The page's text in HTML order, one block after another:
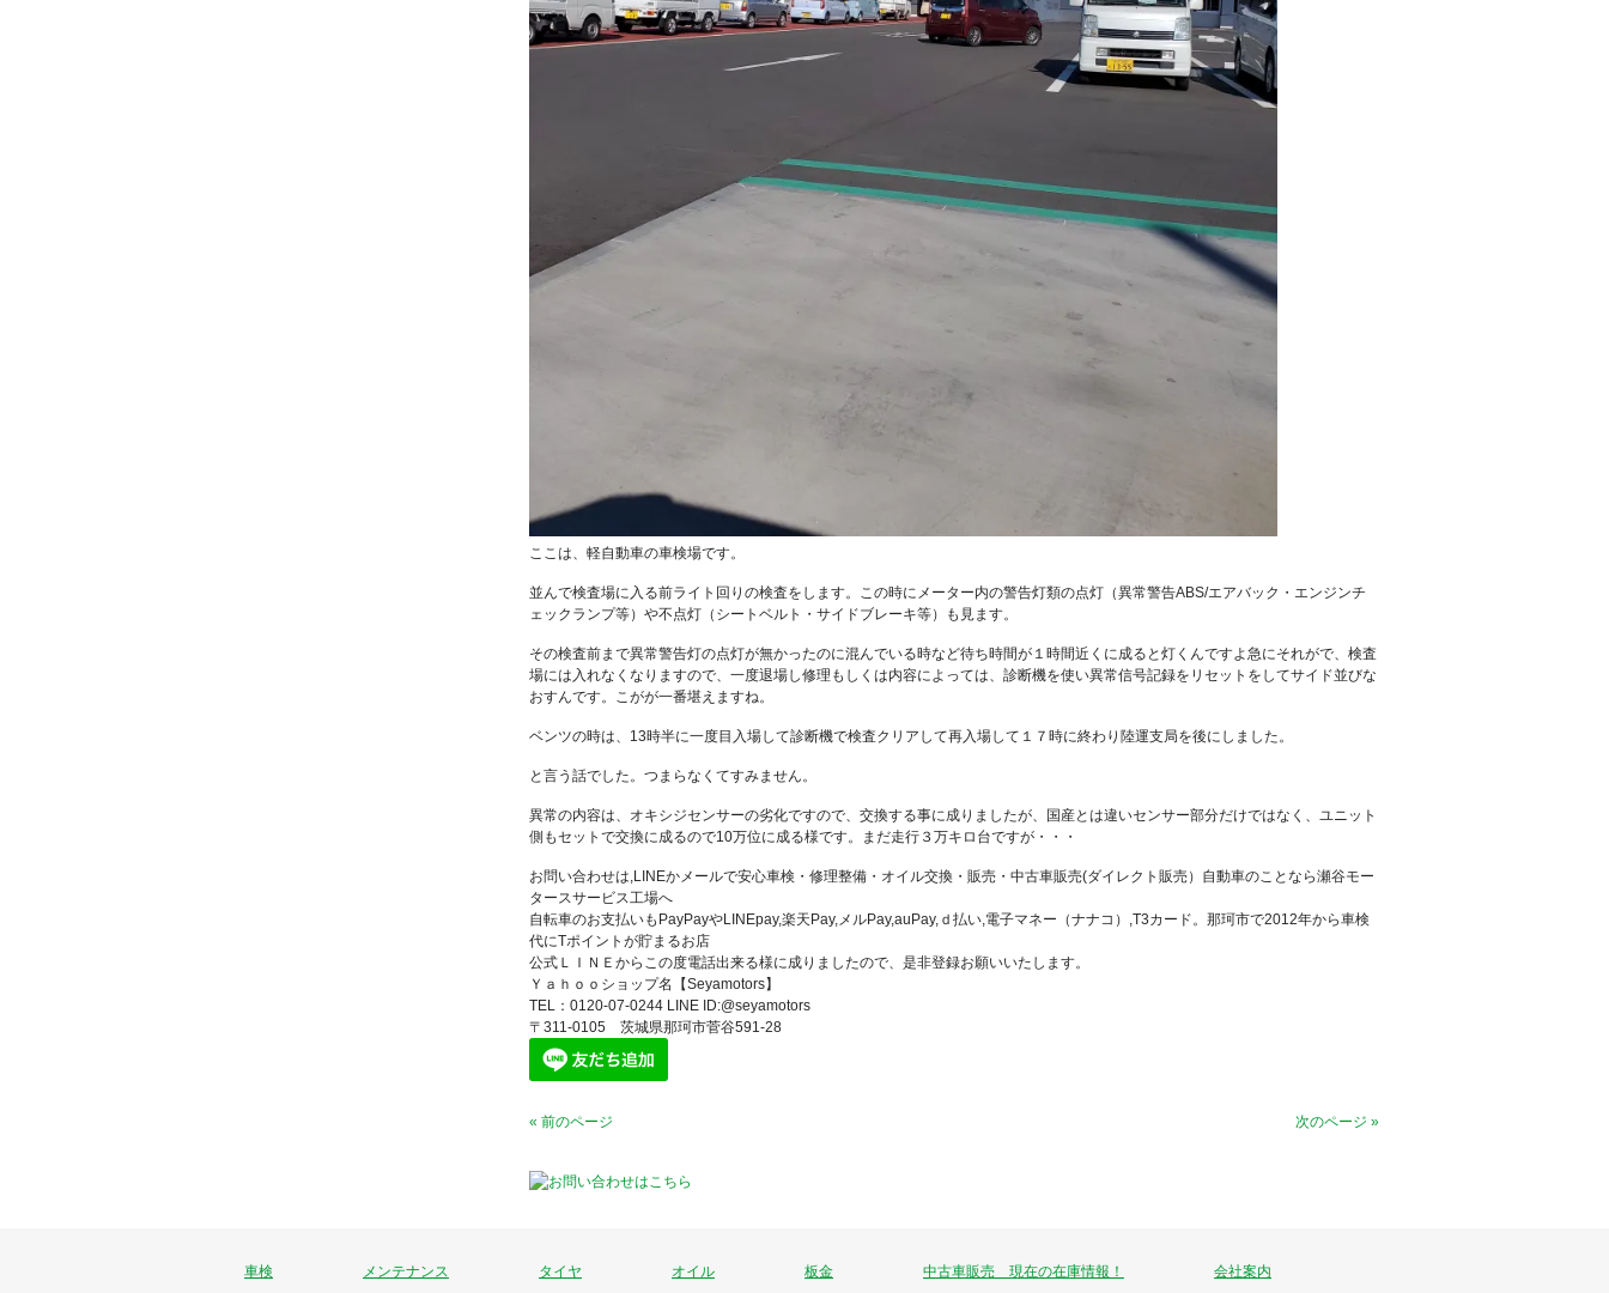
ここは、軽自動車の車検場です。
並んで検査場に入る前ライト回りの検査をします。この時にメーター内の警告灯類の点灯（異常警告ABS/エアバック・エンジンチ
ェックランプ等）や不点灯（シートベルト・サイドブレーキ等）も見ます。
その検査前まで異常警告灯の点灯が無かったのに混んでいる時など待ち時間が１時間近くに成ると灯くんですよ急にそれがで、検査
場には入れなくなりますので、一度退場し修理もしくは内容によっては、診断機を使い異常信号記録をリセットをしてサイド並びな
おすんです。こがが一番堪えますね。
ベンツの時は、13時半に一度目入場して診断機で検査クリアして再入場して１７時に終わり陸運支局を後にしました。
と言う話でした。つまらなくてすみません。
異常の内容は、オキシジセンサーの劣化ですので、交換する事に成りましたが、国産とは違いセンサー部分だけではなく、ユニット
側もセットで交換に成るので10万位に成る様です。まだ走行３万キロ台ですが・・・
お問い合わせは,LINEかメールで安心車検・修理整備・オイル交換・販売・中古車販売(ダイレクト販売）自動車のことなら瀬谷モー
タースサービス工場へ
自転車のお支払いもPayPayやLINEpay,楽天Pay,メルPay,auPay,ｄ払い,電子マネー（ナナコ）,T3カード。那珂市で2012年から車検
代にTポイントが貯まるお店
公式ＬＩＮＥからこの度電話出来る様に成りましたので、是非登録お願いいたします。
Ｙａｈｏｏショップ名【Seyamotors】
TEL：0120-07-0244 LINE ID:@seyamotors
〒311-0105 茨城県那珂市菅谷591-28
« 前のページ 次のページ »
車検 メンテナンス タイヤ オイル 板金 中古車販売 現在の在庫情報！ 会社案内